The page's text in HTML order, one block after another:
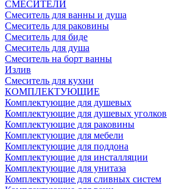
СМЕСИТЕЛИ
Смеситель для ванны и душа
Смеситель для раковины
Смеситель для биде
Смеситель для душа
Смеситель на борт ванны
Излив
Смеситель для кухни
КОМПЛЕКТУЮЩИЕ
Комплектующие для душевых
Комплектующие для душевых уголков
Комплектующие для раковины
Комплектующие для мебели
Комплектующие для поддона
Комплектующие для инсталляции
Комплектующие для унитаза
Комплектующие для сливных систем